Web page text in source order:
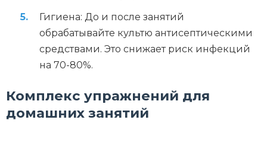
Гигиена: До и после занятий
обрабатывайте культю антисептическими
средствами. Это снижает риск инфекций
на 70-80%.
Комплекс упражнений для
домашних занятий